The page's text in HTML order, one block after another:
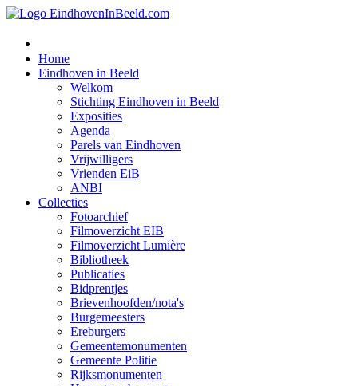
Home
Eindhoven in Beeld
Welkom
Stichting Eindhoven in Beeld
Exposities
Agenda
Parels van Eindhoven
Vrijwilligers
Vrienden EiB
ANBI
Collecties
Fotoarchief
Filmoverzicht EIB
Filmoverzicht Lumière
Bibliotheek
Publicaties
Bidprentjes
Brievenhoofden/nota's
Burgemeesters
Ereburgers
Gemeentemonumenten
Gemeente Politie
Rijksmonumenten